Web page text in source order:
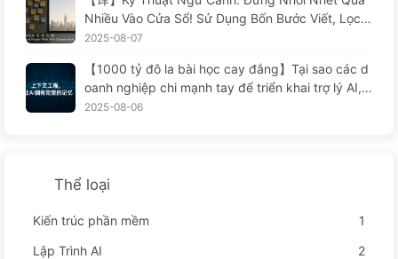
AI171
Nhiều Vào Cửa Sổ! Sử Dụng Bốn Bước Viết, Lọc,
Nén Và Tách Rời, Cảnh Giác Với Sự Can Thiệp Gâ
Học AI 170
2025-08-07
【1000 tỷ đô la bài học cay đắng】Tại sao các d
oanh nghiệp chi mạnh tay để triển khai trợ lý AI, n
hưng lại "quên" vào những lúc then chốt, khiến đ
2025-08-06
Thể loại
Kiến trúc phần mềm
1
Lập Trình AI
2